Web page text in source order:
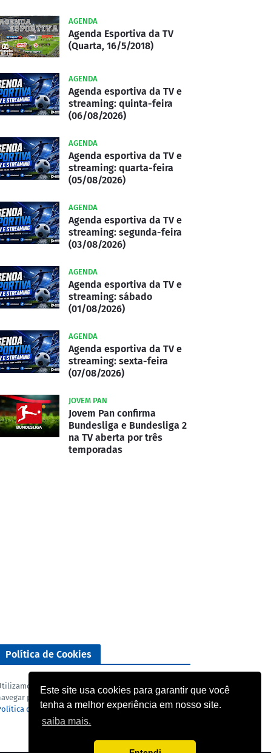
Este site usa cookies para garantir que você
tenha a melhor experiência em nosso site.
saiba mais.
AGENDA
Agenda Esportiva da TV
(Quarta, 16/5/2018)
AGENDA
Agenda esportiva da TV e
streaming: quinta-feira
(06/08/2026)
AGENDA
Agenda esportiva da TV e
streaming: quarta-feira
(05/08/2026)
AGENDA
Agenda esportiva da TV e
streaming: segunda-feira
(03/08/2026)
AGENDA
Agenda esportiva da TV e
streaming: sábado
(01/08/2026)
AGENDA
Agenda esportiva da TV e
streaming: sexta-feira
(07/08/2026)
JOVEM PAN
Jovem Pan confirma
Bundesliga e Bundesliga 2
na TV aberta por três
temporadas
Política de Cookies
cookies para analisar o nosso tráfego. Ao
pelo blog você concorda com a nossa
de privacidadeeTermo de uso.